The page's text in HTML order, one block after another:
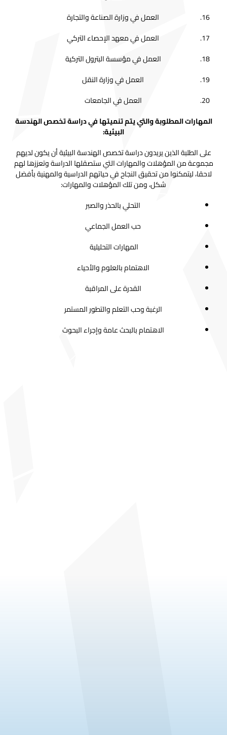
العمل في وزارة الصناعة والتجارة
العمل في معهد الإحصاء التركي
العمل في مؤسسة البترول التركية
العمل في وزارة النقل
العمل في الجامعات
المهارات المطلوبة والتي يتم تنميتها في دراسة تخصص الهندسة
البيئية:
على الطلبة الذين يريدون دراسة تخصص الهندسة البيئية أن يكون لديهم
مجموعة من المؤهلات والمهارات التي ستصقلها الدراسة وتعززها لهم
لاحقا، ليتمكنوا من تحقيق النجاح في حياتهم الدراسية والمهنية بأفضل
شكل، ومن تلك المؤهلات والمهارات:
التحلي بالحذر والصبر
حب العمل الجماعي
المهارات التحليلية
الاهتمام بالعلوم والأحياء
القدرة على المراقبة
الرغبة وحب التعلم والتطور المستمر
الاهتمام بالبحث عامة وإجراء البحوث